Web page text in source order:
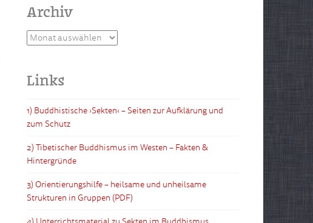
Archiv
Archiv
Links
1) Buddhistische ›Sekten‹ – Seiten zur Aufklärung und
zum Schutz
2) Tibetischer Buddhismus im Westen – Fakten &
Hintergründe
3) Orientierungshilfe – heilsame und unheilsame
Strukturen in Gruppen (PDF)